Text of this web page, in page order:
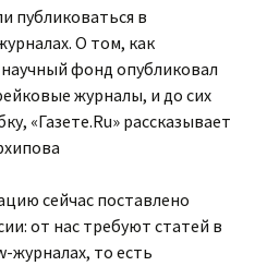
публиковаться в
О том, как
фонд опубликовал
журналы, и до сих
«Газете.Ru» рассказывает
сейчас поставлено
от нас требуют статей в
журналах, то есть